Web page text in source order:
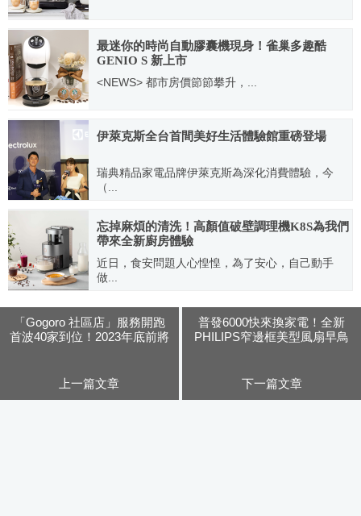
2022.11.15
最迷你的時尚自動膠囊機現身！雀巢多趣酷
GENIO S 新上市
<NEWS> 都市房價節節攀升，...
2020.11.02
伊萊克斯全台首間美好生活體驗館重磅登場
瑞典精品家電品牌伊萊克斯為深化消費體驗，今
（...
2022.12.06
忘掉麻煩的清洗！高顏值破壁調理機K8S為我們
帶來全新廚房體驗
近日，食安問題人心惶惶，為了安心，自己動手
做...
「Gogoro 社區店」服務開跑
首波40家到位！2023年底前將
上一篇文章
普發6000快來換家電！全新
PHILIPS窄邊框美型風扇早鳥
下一篇文章